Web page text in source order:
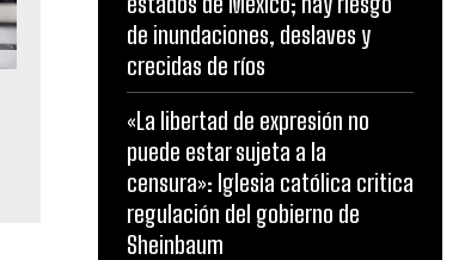
de inundaciones, deslaves y
crecidas de ríos
«La libertad de expresión no
puede estar sujeta a la
censura»: Iglesia católica critica
regulación del gobierno de
Sheinbaum